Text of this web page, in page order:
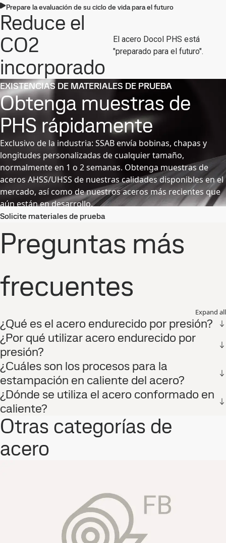
Prepare la evaluación de su ciclo de vida para el futuro
Reduce el
CO2
incorporado
El acero Docol PHS está
"preparado para el futuro".
EXISTENCIAS DE MATERIALES DE PRUEBA
Obtenga muestras de
PHS rápidamente
Exclusivo de la industria: SSAB envía bobinas, chapas y
longitudes personalizadas de cualquier tamaño,
normalmente en 1 o 2 semanas. Obtenga muestras de
aceros AHSS/UHSS de nuestras calidades disponibles en el
mercado, así como de nuestros aceros más recientes que
aún están en desarrollo.
Solicite materiales de prueba
Expand all
¿Qué es el acero endurecido por presión?
¿Por qué utilizar acero endurecido por
presión?
¿Cuáles son los procesos para la
estampación en caliente del acero?
¿Dónde se utiliza el acero conformado en
caliente?
Preguntas más
frecuentes
Otras categorías de
acero